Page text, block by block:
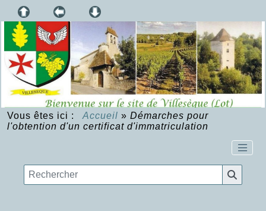
Vous êtes ici : Accueil » Démarches pour
l'obtention d'un certificat d'immatriculation